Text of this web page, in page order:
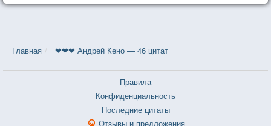
Главная ❤❤❤ Андрей Кено — 46 цитат
Правила
Конфиденциальность
Последние цитаты
Отзывы и предложения